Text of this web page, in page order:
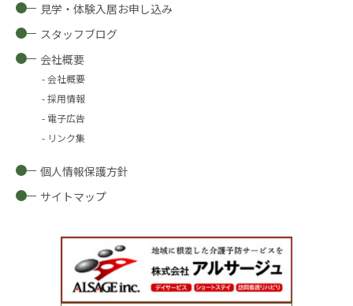
見学・体験入居お申し込み
スタッフブログ
会社概要
会社概要
採用情報
電子広告
リンク集
個人情報保護方針
サイトマップ